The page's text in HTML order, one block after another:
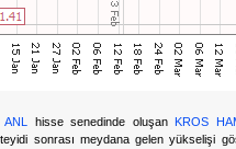
ANL hisse senedinde oluşanKROS
sonrası meydana gelen yükselişi